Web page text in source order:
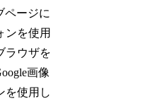
ページに
ンを使用
ラウザを
画像
を使用し